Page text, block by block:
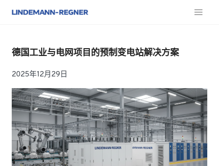
德国工业与电网项目的预制变电站解决方案
2025年12月29日